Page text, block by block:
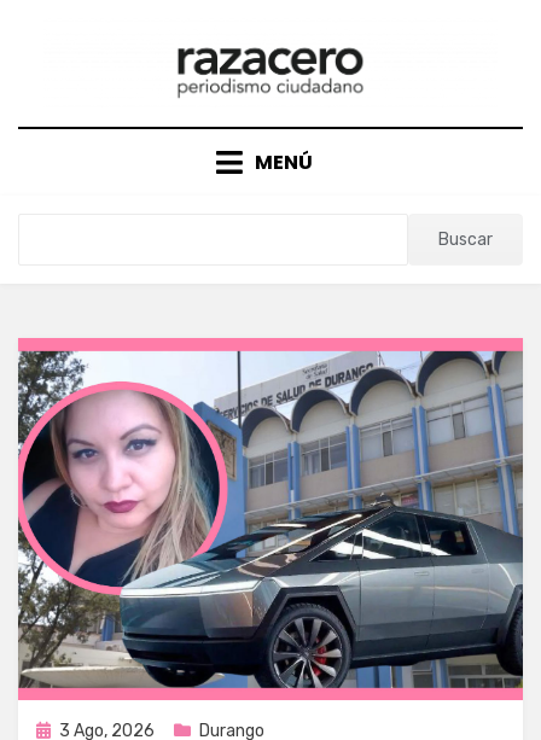
MENÚ
Buscar
Publicada
3 Ago, 2026 Durango